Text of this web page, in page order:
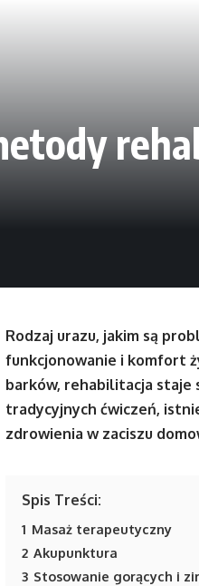
Rodzaj urazu, jakim są
funkcjonowanie i komfort
barków, rehabilitacja staje
tradycyjnych ćwiczeń,
zdrowienia w zaciszu
Spis Treści:
1 Masaż terapeutyczny
2 Akupunktura
3 Stosowanie gorących i